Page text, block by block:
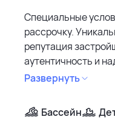
Специальные
рассрочку.
репутация
аутентичность и
Развернуть
Бассейн